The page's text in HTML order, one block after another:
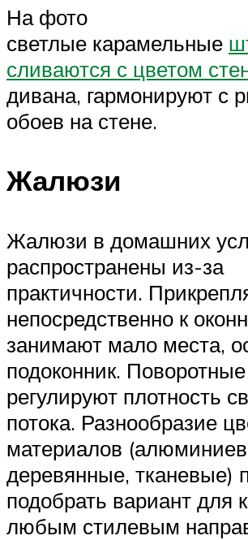
На фото
светлые карамельные
сливаются с цветом
дивана, гармонируют с
обоев на стене.
Жалюзи
Жалюзи в домашних
распространены из-за
практичности.
непосредственно к
занимают мало места,
подоконник.
регулируют плотность
потока. Разнообразие
материалов
деревянные, тканевые)
подобрать вариант для
любым стилевым